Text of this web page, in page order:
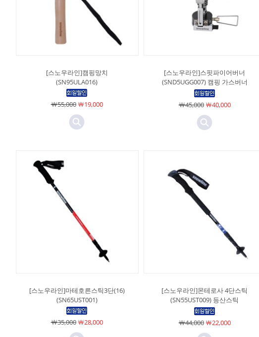
[스노우라인]캠핑망치
(SN95ULA016)
￦55,000￦19,000
[스노우라인]스핏파이어버너
(SND5UGG007) 캠핑 가스버너
￦45,000￦40,000
[스노우라인]마테호른스틱3단(16)
(SN65UST001)
￦35,000￦28,000
[스노우라인]몬테로사 4단스틱
(SN55UST009) 등산스틱
￦44,000￦22,000